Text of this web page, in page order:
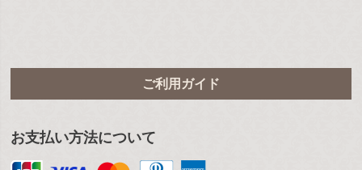
ご利用ガイド
お支払い方法について